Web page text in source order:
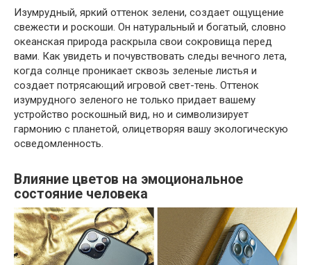
Изумрудный, яркий оттенок зелени, создает ощущение
свежести и роскоши. Он натуральный и богатый, словно
океанская природа раскрыла свои сокровища перед
вами. Как увидеть и почувствовать следы вечного лета,
когда солнце проникает сквозь зеленые листья и
создает потрясающий игровой свет-тень. Оттенок
изумрудного зеленого не только придает вашему
устройство роскошный вид, но и символизирует
гармонию с планетой, олицетворяя вашу экологическую
осведомленность.
Влияние цветов на эмоциональное
состояние человека